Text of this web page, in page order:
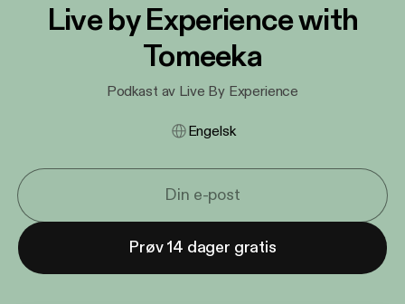
Live by Experience with
Tomeeka
Podkast av Live By Experience
Engelsk
Prøv 14 dager gratis